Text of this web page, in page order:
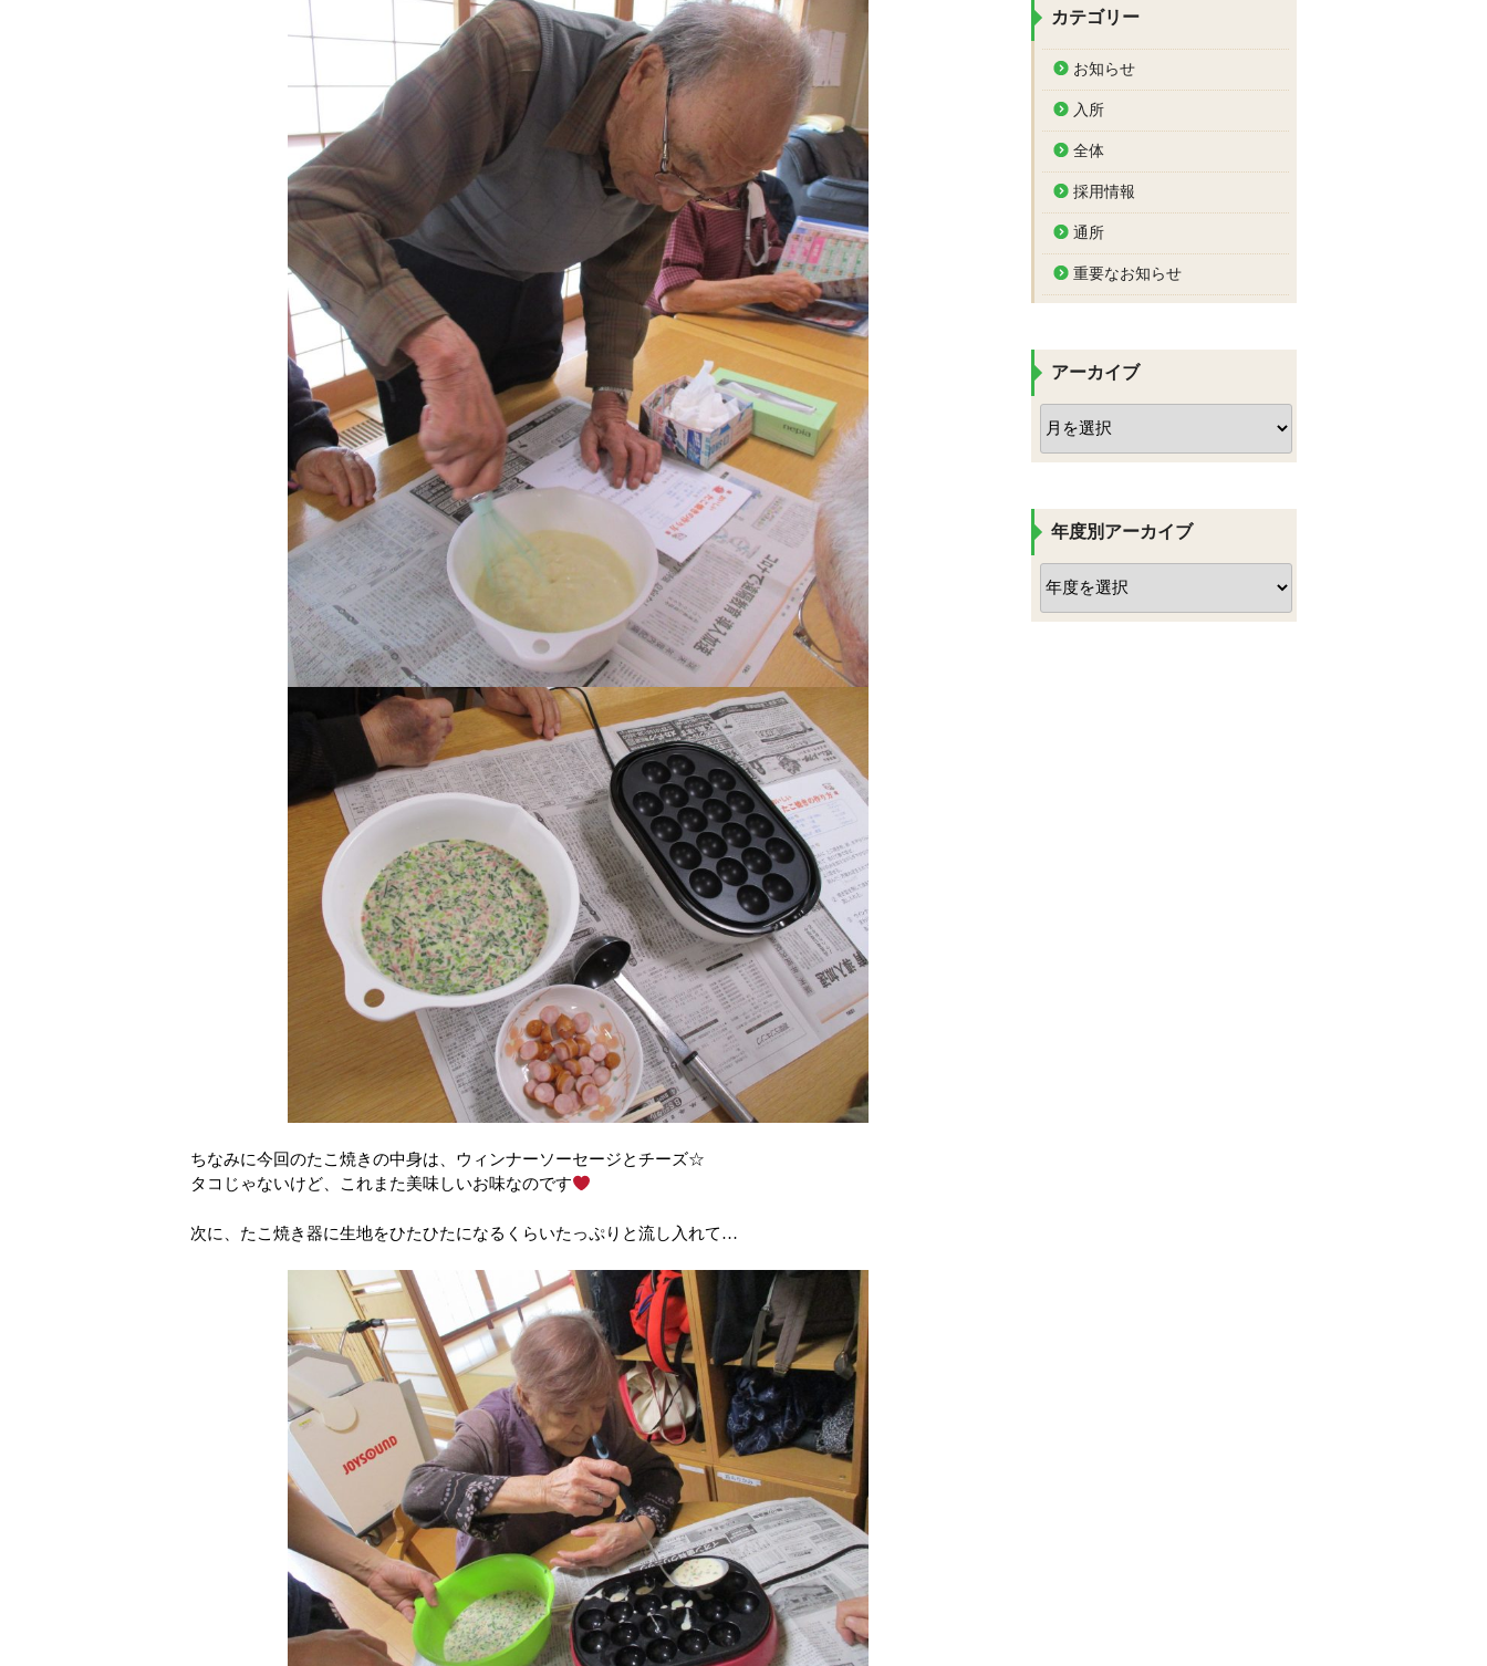
ちなみに今回のたこ焼きの中身は、ウィンナーソーセージとチーズ☆
タコじゃないけど、これまた美味しいお味なのです
次に、たこ焼き器に生地をひたひたになるくらいたっぷりと流し入れて…
カテゴリー
お知らせ
入所
全体
採用情報
通所
重要なお知らせ
アーカイブ
ア
カ
年度別アーカイブ
ア
ー
カ